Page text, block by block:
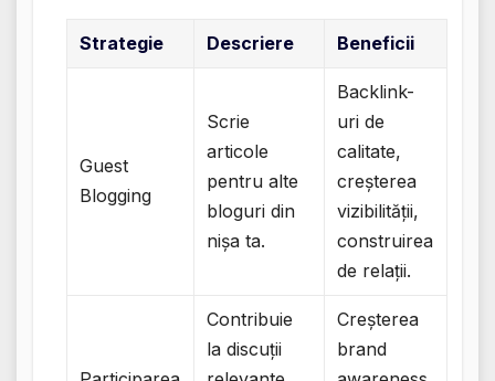
Strategie Descriere Beneficii
Guest
Blogging
Scrie
articole
pentru alte
bloguri din
nișa ta.
Backlink-
uri de
calitate,
creșterea
vizibilității,
construirea
de relații.
Contribuie
la discuții
Creșterea
brand